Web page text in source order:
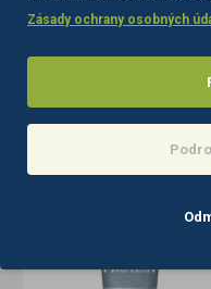
PODOBNÉ
Zásady ochrany osobných